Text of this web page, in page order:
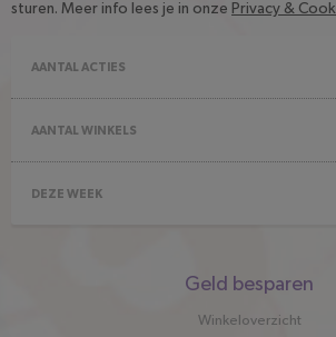
sturen. Meer info lees je in onze Privacy &
AANTAL ACTIES
AANTAL WINKELS
DEZE WEEK
Geld besparen
Winkeloverzicht